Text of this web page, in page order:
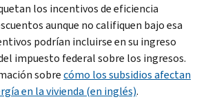
los incentivos de eficiencia
aunque no califiquen bajo esa
podrían incluirse en su ingreso
impuesto federal sobre los ingresos.
sobrecómo los subsidios afectan
en la vivienda (en inglés).